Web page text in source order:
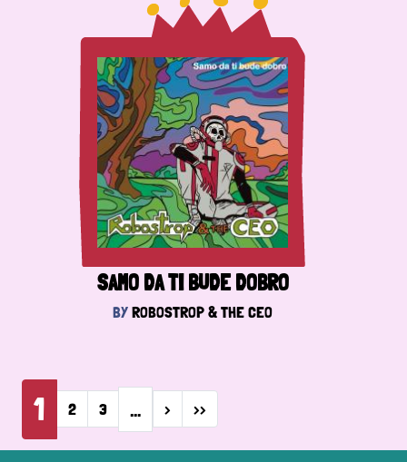
SAMO DA TI BUDE DOBRO
BYROBOSTROP & THE CEO
Pagination
1 2 3 … › Next page
››